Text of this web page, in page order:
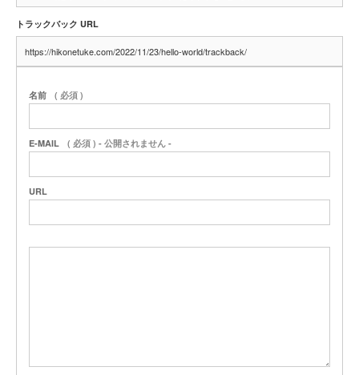
トラックバック URL
名前 ( 必須 )
E-MAIL ( 必須 ) - 公開されません -
URL